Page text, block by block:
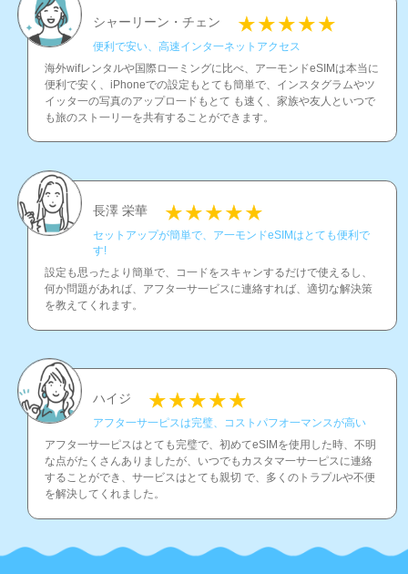
シャーリーン・チェン
便利で安い、高速インタ一ネットアクセス
海外wifレンタルや国際ロ一ミングに比べ、ア一モンドeSIMは本当に
便利で安く、iPhoneでの設定もとても簡単で、インスタグラムやツ
イッタ一の写真のアップロ一ドもとて も速く、家族や友人といつで
も旅のスト一リ一を共有することができます。
長澤 栄華
セットアップが簡単で、ア一モンドeSIMはとても便利で
す!
設定も思ったより簡単で、コ一ドをスキャンするだけで使えるし、
何か問題があれば、アフタ一サ一ビスに連絡すれば、適切な解決策
を教えてくれます。
ハイジ
アフタ一サ一ピスは完璧、コストパフオ一マンスが高い
アフタ一サ一ピスはとても完璧で、初めてeSIMを使用した時、不明
な点がたくさんありましたが、いつでもカスタマ一サ一ピスに連絡
することができ、サ一ビスはとても親切 で、多くのトラプルや不便
を解決してくれました。